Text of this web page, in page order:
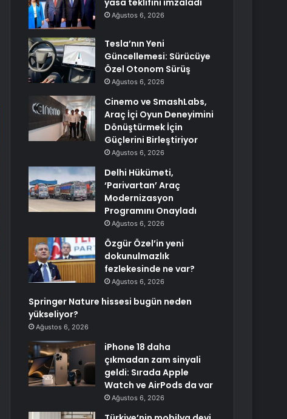
yasa teklifini imzaladı
Ağustos 6, 2026
Tesla’nın Yeni
Güncellemesi: Sürücüye
Özel Otonom Sürüş
Ağustos 6, 2026
Cinemo ve SmashLabs,
Araç İçi Oyun Deneyimini
Dönüştürmek İçin
Güçlerini Birleştiriyor
Ağustos 6, 2026
Delhi Hükümeti,
‘Parivartan’ Araç
Modernizasyon
Programını Onayladı
Ağustos 6, 2026
Özgür Özel’in yeni
dokunulmazlık
fezlekesinde ne var?
Ağustos 6, 2026
Springer Nature hissesi bugün neden
yükseliyor?
Ağustos 6, 2026
iPhone 18 daha
çıkmadan zam sinyali
geldi: Sırada Apple
Watch ve AirPods da var
Ağustos 6, 2026